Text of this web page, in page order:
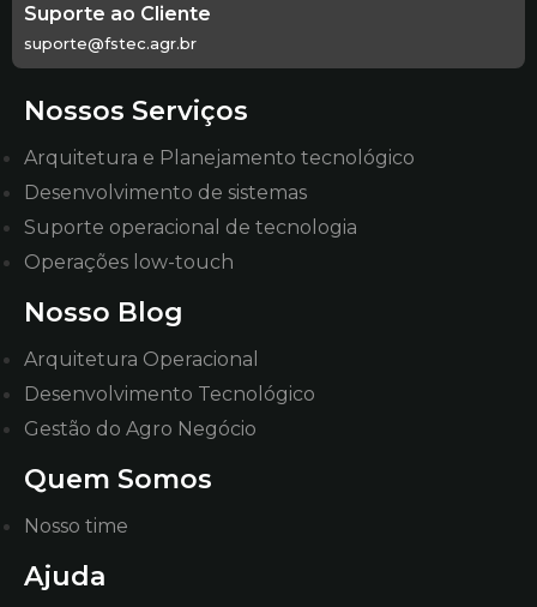
Nossos Serviços
Arquitetura e Planejamento tecnológico
Desenvolvimento de sistemas
Suporte operacional de tecnologia
Operações low-touch
Nosso Blog
Arquitetura Operacional
Desenvolvimento Tecnológico
Gestão do Agro Negócio
Quem Somos
Nosso time
Ajuda
Suporte ao Cliente
suporte@fstec.agr.br